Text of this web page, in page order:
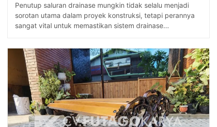
Penutup saluran drainase mungkin tidak selalu menjadi
sorotan utama dalam proyek konstruksi, tetapi perannya
sangat vital untuk memastikan sistem drainase...